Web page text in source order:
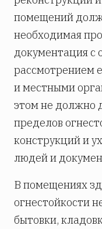
помещений
необходимая
документация с
рассмотрением
и местными
этом не должно
пределов
конструкций и
людей и
В помещениях
огнестойкости
бытовки,